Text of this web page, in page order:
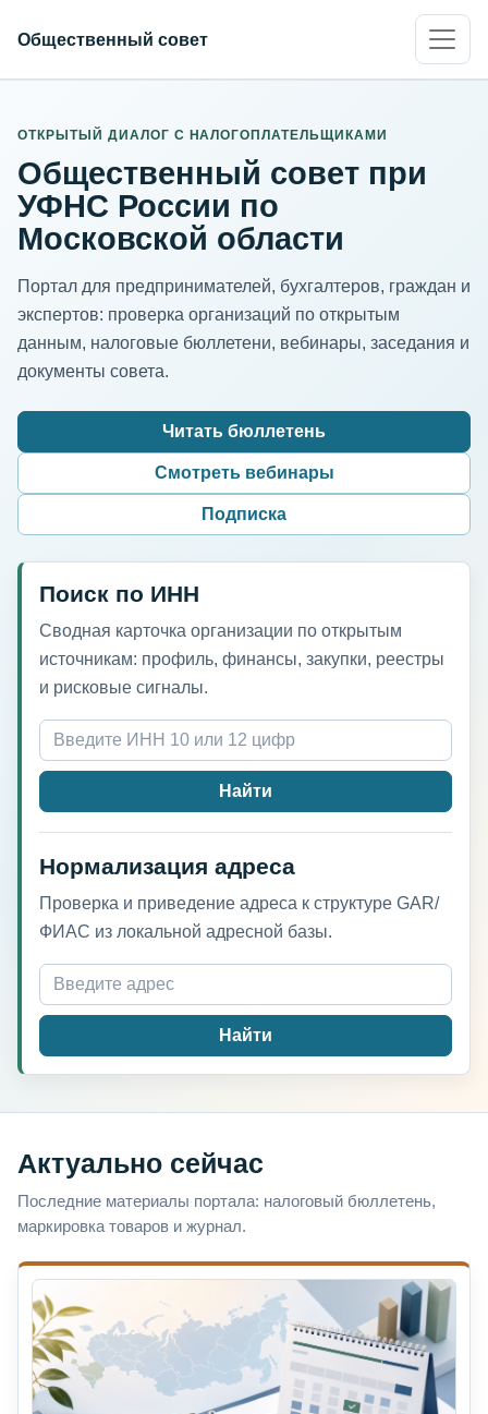
Общественный совет
ОТКРЫТЫЙ ДИАЛОГ С НАЛОГОПЛАТЕЛЬЩИКАМИ
Общественный совет при
УФНС России по
Московской области
Портал для предпринимателей, бухгалтеров, граждан и
экспертов: проверка организаций по открытым
данным, налоговые бюллетени, вебинары, заседания и
документы совета.
Читать бюллетень
Смотреть вебинары
Подписка
Поиск по ИНН
Сводная карточка организации по открытым
источникам: профиль, финансы, закупки, реестры
и рисковые сигналы.
ИНН организации
Найти
Нормализация адреса
Проверка и приведение адреса к структуре GAR/
ФИАС из локальной адресной базы.
Адрес для нормализации
Найти
Актуально сейчас
Последние материалы портала: налоговый бюллетень,
маркировка товаров и журнал.